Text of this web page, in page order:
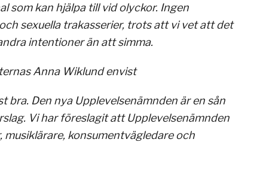
som kan hjälpa till vid olyckor. Ingen
sexuella trakasserier, trots att vi vet att det
intentioner än att simma.
Anna Wiklund envist
bra. Den nya Upplevelsenämnden är en sån
Vi har föreslagit att Upplevelsenämnden
konsumentvägledare och